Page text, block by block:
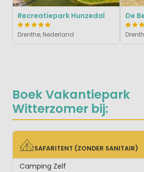
Boek Vakantiepark
Witterzomer bij:
SAFARITENT (ZONDER SANITAIR)
SAFARITENT (ZONDER SANITAIR)
Camping Zelf
Recreatiepark Hunzedal
Drenthe, Nederland
De